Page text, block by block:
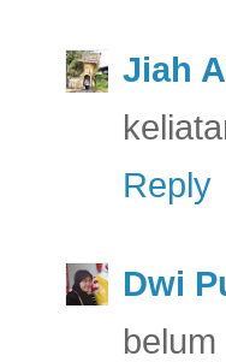
Jiah
Reply
Dwi